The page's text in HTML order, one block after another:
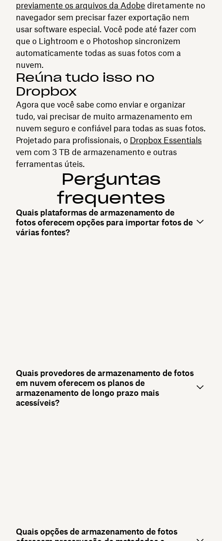
previamente os arquivos da Adobe diretamente no
navegador sem precisar fazer exportação nem
usar software especial. Você pode até fazer com
que o Lightroom e o Photoshop sincronizem
automaticamente todas as suas fotos com a
nuvem.
Reúna tudo isso no
Dropbox
Agora que você sabe como enviar e organizar
tudo, vai precisar de muito armazenamento em
nuvem seguro e confiável para todas as suas fotos.
Projetado para profissionais, o Dropbox Essentials
vem com 3 TB de armazenamento e outras
ferramentas úteis.
Perguntas
frequentes
Quais plataformas de armazenamento de
fotos oferecem opções para importar fotos de
várias fontes?
Quais provedores de armazenamento de fotos
em nuvem oferecem os planos de
armazenamento de longo prazo mais
acessíveis?
Quais opções de armazenamento de fotos